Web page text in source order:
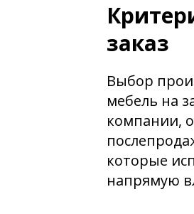
заказ
Выбор
мебель на
компании,
которые
напрямую